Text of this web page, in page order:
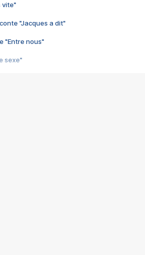
vite"
"Jacques a dit"
"Entre nous"
sexe"